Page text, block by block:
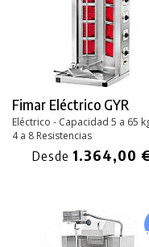
Fimar Eléctrico GYR
Eléctrico - Capacidad 5 a 65
4 a 8 Resistencias
Desde 1.364,00 €